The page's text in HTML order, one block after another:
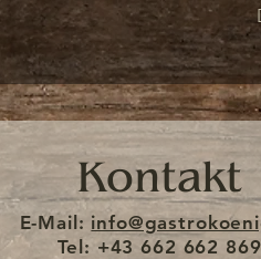
bei Gebrauch
erhält, der jedes
außergewöhnliche
Lederhose als
Kontakt
E-Mail:
Tel: +43 662 662 869